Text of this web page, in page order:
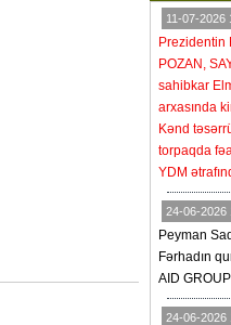
11-07-2026
Prezidentin
POZAN,
sahibkar
arxasında
Kənd
torpaqda
YDM
24-06-2026
Peyman
Fərhadın
AID
24-06-2026